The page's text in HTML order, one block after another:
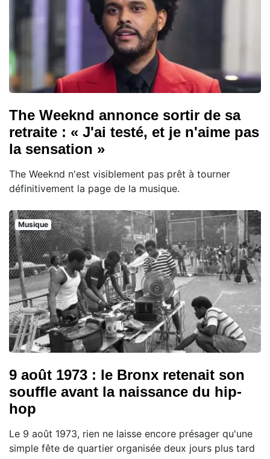
The Weeknd annonce sortir de sa
retraite : « J'ai testé, et je n'aime pas
la sensation »
The Weeknd n'est visiblement pas prêt à tourner
définitivement la page de la musique.
Musique
9 août 1973 : le Bronx retenait son
souffle avant la naissance du hip-
hop
Le 9 août 1973, rien ne laisse encore présager qu'une
simple fête de quartier organisée deux jours plus tard